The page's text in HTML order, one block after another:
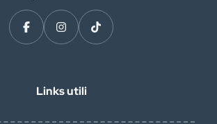
Links utili